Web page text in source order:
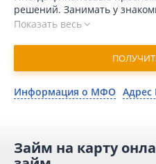
решений. Занимать у
обращения в банк
может послужить
Отличным выходом
Москве. В 2026 году для
минимум времени.
течение 10 минут и
Показать весь
Информация о МФО
Займ на карту